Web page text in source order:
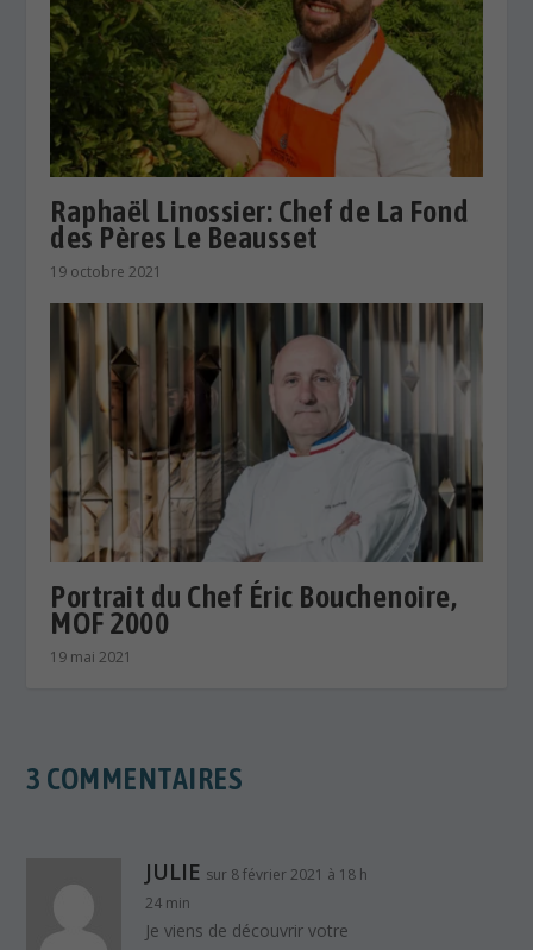
Raphaël Linossier: Chef de La Fond
des Pères Le Beausset
19 octobre 2021
Portrait du Chef Éric Bouchenoire,
MOF 2000
19 mai 2021
3 COMMENTAIRES
JULIE sur 8 février 2021 à 18 h
24 min
Je viens de découvrir votre